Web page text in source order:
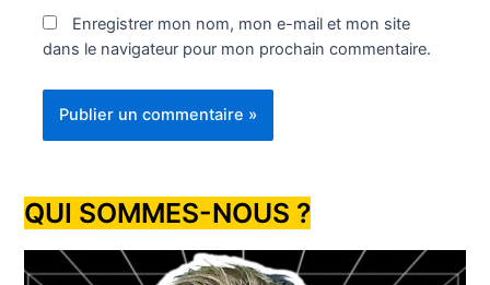
Enregistrer mon nom, mon e-mail et mon site
dans le navigateur pour mon prochain commentaire.
QUI SOMMES-NOUS ?